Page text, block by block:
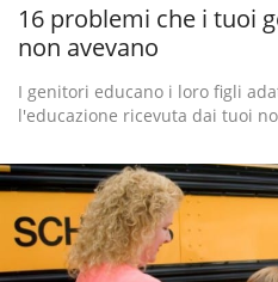
16 problemi che i tuoi
non avevano
I genitori educano i loro figli
l'educazione ricevuta dai tuoi